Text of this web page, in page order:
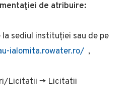
de atribuire:
la sediul instituției sau de pe
ialomita.rowater.ro/ ,
Licitatii -> Licitatii